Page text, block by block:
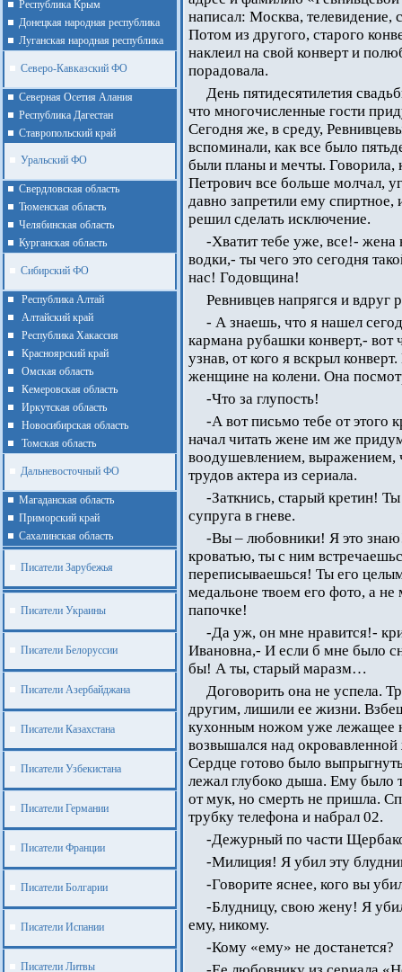
Республика Крым
Донецкая народная республика
Луганская народная республика
Северо-Кавказский ФО
Северная Осетия Алания
Республика Дагестан
Ставропольский край
Уральский ФО
Cвердловская область
Тюменская область
Челябинская область
Курганская область
Сибирский ФО
Республика Алтай
Алтайcкий край
Республика Хакассия
Красноярский край
Омская область
Кемеровская область
Иркутская область
Новосибирская область
Томская область
Дальневосточный ФО
Магаданская область
Приморский край
Cахалинская область
Писатели Зарубежья
Писатели Украины
Писатели Белоруссии
Писатели Азербайджана
Писатели Казахстана
Писатели Узбекистана
Писатели Германии
Писатели Франции
Писатели Болгарии
Писатели Испании
Писатели Литвы
написал: Москва, телевидение,
Потом из другого, старого
наклеил на свой конверт и
порадовала.
День пятидесятилетия
что многочисленные гости
Сегодня же, в среду,
вспоминали, как все было
были планы и мечты.
Петрович все больше молчал,
давно запретили ему спиртное,
решил сделать исключение.
-Хватит тебе уже, все!-
водки,- ты чего это сегодня
нас! Годовщина!
Ревнивцев напрягся и вдруг
- А знаешь, что я нашел
кармана рубашки конверт,- вот
узнав, от кого я вскрыл
женщине на колени. Она
-Что за глупость!
-А вот письмо тебе от этого
начал читать жене им же
воодушевлением, выражением,
трудов актера из сериала.
-Заткнись, старый кретин!
супруга в гневе.
-Вы – любовники! Я это
кроватью, ты с ним
переписываешься! Ты его
медальоне твоем его фото, а
папочке!
-Да уж, он мне нравится!-
Ивановна,- И если б мне было
бы! А ты, старый маразм…
Договорить она не успела.
другим, лишили ее жизни.
кухонным ножом уже лежащее
возвышался над
Сердце готово было
лежал глубоко дыша. Ему было
от мук, но смерть не пришла.
трубку телефона и набрал 02.
-Дежурный по части
-Милиция! Я убил эту
-Говорите яснее, кого вы
-Блудницу, свою жену! Я
ему, никому.
-Кому «ему» не достанется?